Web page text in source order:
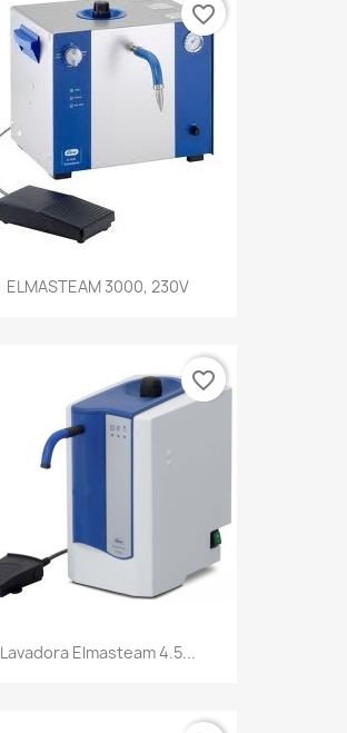
ELMASTEAM 3000, 230V
favorite_border
Lavadora Elmasteam 4.5...
favorite_border